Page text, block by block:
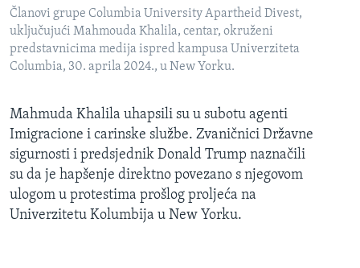
Članovi grupe Columbia University Apartheid Divest,
uključujući Mahmouda Khalila, centar, okruženi
predstavnicima medija ispred kampusa Univerziteta
Columbia, 30. aprila 2024., u New Yorku.
Mahmuda Khalila uhapsili su u subotu agenti
Imigracione i carinske službe. Zvaničnici Državne
sigurnosti i predsjednik Donald Trump naznačili
su da je hapšenje direktno povezano s njegovom
ulogom u protestima prošlog proljeća na
Univerzitetu Kolumbija u New Yorku.